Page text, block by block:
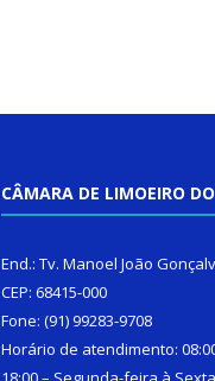
CÂMARA DE LIMOEIRO
End.: Tv. Manoel João
CEP: 68415-000
Fone: (91) 99283-9708
Horário de atendimento: